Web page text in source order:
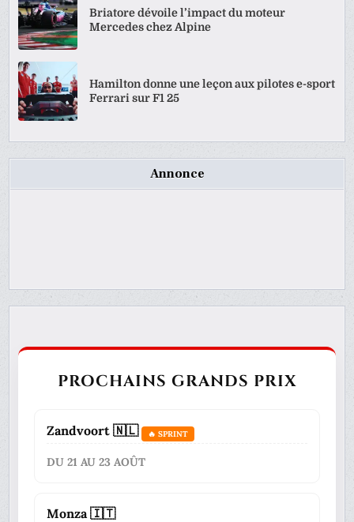
Briatore dévoile l’impact du moteur
Mercedes chez Alpine
Hamilton donne une leçon aux pilotes e-sport
Ferrari sur F1 25
Annonce
PROCHAINS GRANDS PRIX
Zandvoort 🇳🇱 🔥 SPRINT
DU 21 AU 23 AOÛT
Monza 🇮🇹